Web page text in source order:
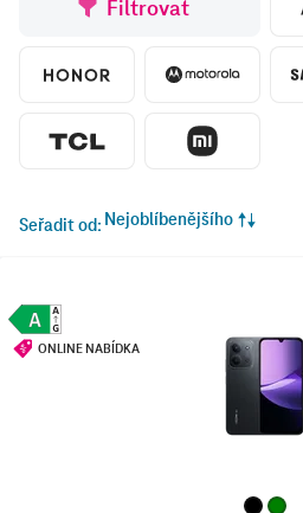
Filtrovat
Seřadit od Nejoblíbenějšího
ONLINE NABÍDKA